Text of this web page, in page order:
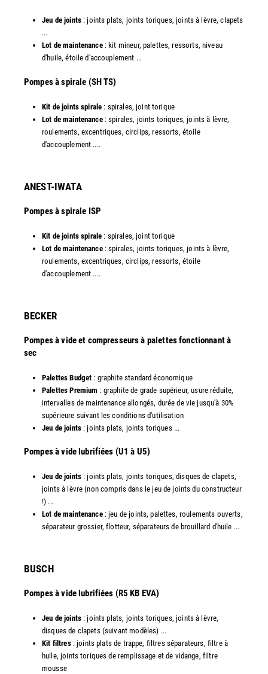
Jeu de joints : joints plats, joints toriques, joints à lèvre, clapets
...
Lot de maintenance: kit mineur, palettes, ressorts, niveau
d'huile, étoile d'accouplement ...​
​Pompes à spirale (SH TS)
Kit de joints spirale : spirales, joint torique
Lot de maintenance: spirales, joints toriques, joints à lèvre,
roulements, excentriques, circlips, ressorts, étoile
d'accouplement ....​
ANEST-IWATA
Pompes à spirale ISP
Kit de joints spirale : spirales, joint torique
Lot de maintenance: spirales, joints toriques, joints à lèvre,
roulements, excentriques, circlips, ressorts, étoile
d'accouplement ....
​BECKER
Pompes à vide et compresseurs à palettes fonctionnant à
sec
Palettes Budget : graphite standard économique
Palettes Premium : graphite de grade supérieur, usure réduite,
intervalles de maintenance allongés, durée de vie jusqu'à 30%
supérieure suivant les conditions d'utilisation
Jeu de joints: joints plats, joints toriques ...
​Pompes à vide lubrifiées (U1 à U5)
Jeu de joints: joints plats, joints toriques, disques de clapets,
joints à lèvre (non compris dans le jeu de joints du constructeur
!) ...
Lot de maintenance: jeu de joints, palettes, roulements ouverts,
séparateur grossier, flotteur, séparateurs de brouillard d'huile ...
​BUSCH
Pompes à vide lubrifiées (R5 KB EVA)
Jeu de joints : joints plats, joints toriques, joints à lèvre,
disques de clapets (suivant modèles) ...
Kit filtres: joints plats de trappe, filtres séparateurs, filtre à
huile, joints toriques de remplissage et de vidange, filtre
mousse